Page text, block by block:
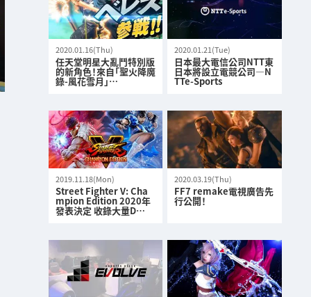
2020.01.16(Thu)
任天堂明星大亂鬥特別版
的新角色！來自「聖火降魔
錄-風花雪月」…
2020.01.21(Tue)
日本最大電信公司NTT東
日本將設立電競公司—N
TTe-Sports
2019.11.18(Mon)
Street Fighter V: Cha
mpion Edition 2020年
發表決定 收錄大量D…
2020.03.19(Thu)
FF7 remake電視廣告先
行公開！